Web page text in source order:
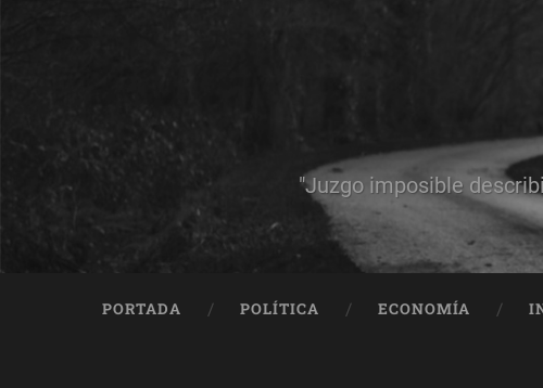
"Juzgo imposible
PORTADA POLÍTICA ECONOMÍA